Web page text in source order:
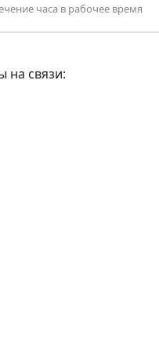
часа в рабочее время
на связи: